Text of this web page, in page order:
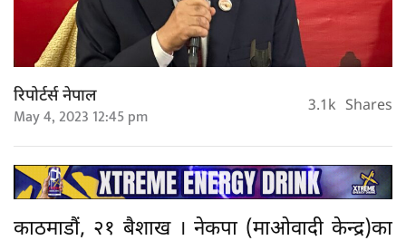
रिपोर्टर्स नेपाल
May 4, 2023 12:45 pm 3.1k Shares
काठमाडौं, २१ बैशाख । नेकपा (माओवादी केन्द्र)का